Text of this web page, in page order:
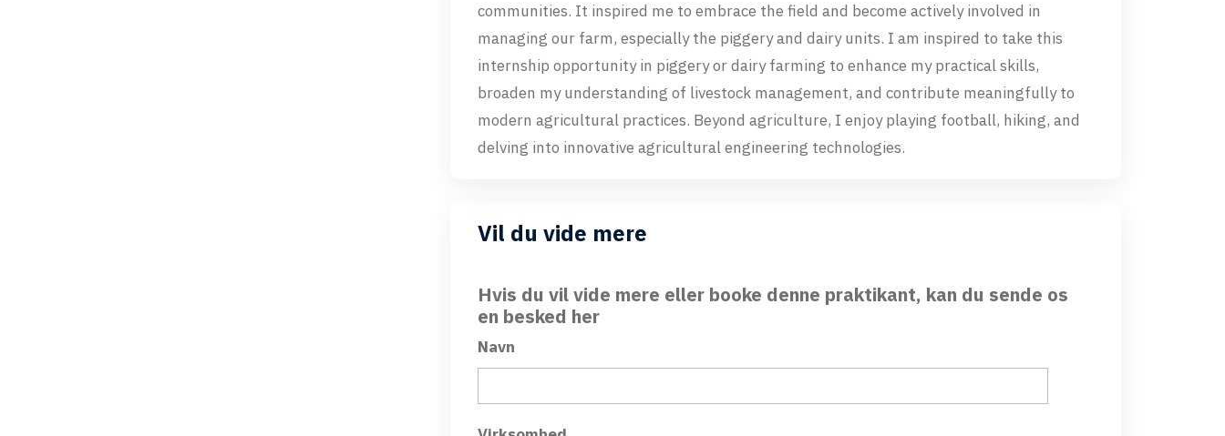
communities. It inspired me to embrace the field and become actively involved in
managing our farm, especially the piggery and dairy units. I am inspired to take this
internship opportunity in piggery or dairy farming to enhance my practical skills,
broaden my understanding of livestock management, and contribute meaningfully to
modern agricultural practices. Beyond agriculture, I enjoy playing football, hiking, and
delving into innovative agricultural engineering technologies.
Vil du vide mere
Hvis du vil vide mere eller booke denne praktikant, kan du sende os
en besked her
Navn